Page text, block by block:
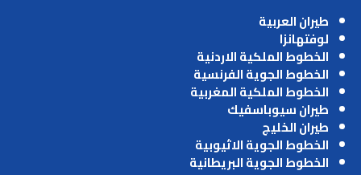
طيران العربية
لوفتهانزا
الخطوط الملكية الاردنية
الخطوط الجوية الفرنسية
الخطوط الملكية المغربية
طيران سيوباسفيك
طيران الخليج
الخطوط الجوية الاثيوبية
الخطوط الجوية البريطانية